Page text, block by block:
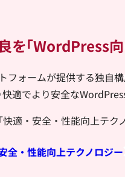
を「WordPress向
フォームが提供する独自
適でより安全な
適・安全・性能向上テク
全・性能向上テクノロジー